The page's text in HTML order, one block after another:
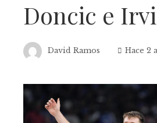
Doncic e
David Ramos Hace 2